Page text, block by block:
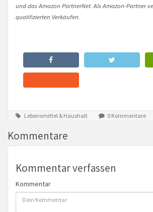
und das Amazon PartnerNet. Als Amazon-Partner
qualifizierten Verkäufen.
Lebensmittel & Haushalt 0 Kommentare
Kommentare
Kommentar verfassen
Kommentar